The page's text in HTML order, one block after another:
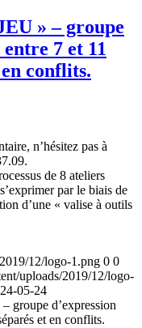
» – groupe
7 et 11
conflits.
n’hésitez pas à
de 8 ateliers
par le biais de
d’une « valise à outils
12/logo-1.png 0 0
uploads/2019/12/logo-
05-24
groupe d’expression
et en conflits.